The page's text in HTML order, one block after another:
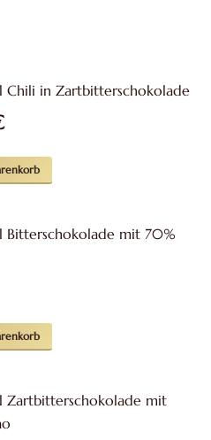
Chili in Zartbitterschokolade
Bitterschokolade mit 70%
Zartbitterschokolade mit